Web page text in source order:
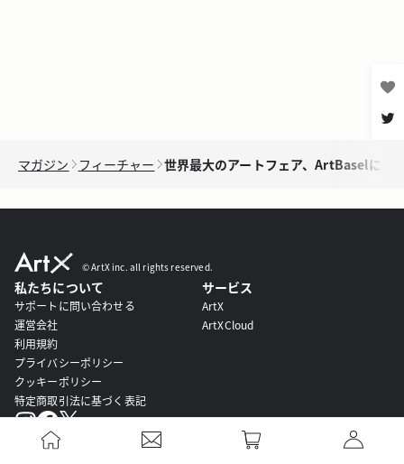
マガジン フィーチャー 世界最大のアートフェア、ArtBaselにつ
© ︎ArtX inc. all rights reserved.
私たちについて
サポートに問い合わせる
運営会社
利用規約
プライバシーポリシー
クッキーポリシー
特定商取引法に基づく表記
サービス
ArtX
ArtXCloud